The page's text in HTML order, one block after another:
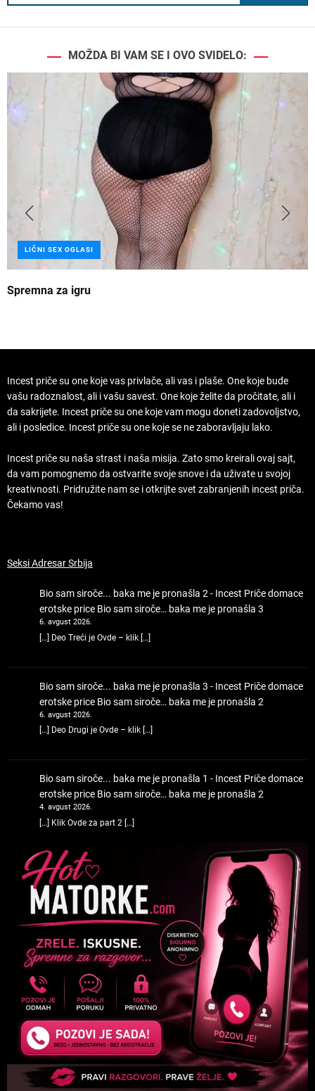
MOŽDA BI VAM SE I OVO SVIDELO:
LIČNI SEX OGLASI
Spremna za igru
Incest priče su one koje vas privlače, ali vas i plaše. One koje bude
vašu radoznalost, ali i vašu savest. One koje želite da pročitate, ali i
da sakrijete. Incest priče su one koje vam mogu doneti zadovoljstvo,
ali i posledice. Incest priče su one koje se ne zaboravljaju lako.
Incest priče su naša strast i naša misija. Zato smo kreirali ovaj sajt,
da vam pomognemo da ostvarite svoje snove i da uživate u svojoj
kreativnosti. Pridružite nam se i otkrijte svet zabranjenih incest priča.
Čekamo vas!
Seksi Adresar Srbija
Bio sam siroče... baka me je pronašla 2 - Incest Priče domace
erotske price Bio sam siroče… baka me je pronašla 3
6. avgust 2026.
[…] Deo Treći je Ovde – klik […]
Bio sam siroče... baka me je pronašla 3 - Incest Priče domace
erotske price Bio sam siroče… baka me je pronašla 2
6. avgust 2026.
[…] Deo Drugi je Ovde – klik […]
Bio sam siroče... baka me je pronašla 1 - Incest Priče domace
erotske price Bio sam siroče… baka me je pronašla 2
4. avgust 2026.
[…] Klik Ovde za part 2 […]